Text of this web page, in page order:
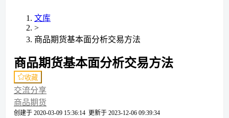
文库
>
商品期货基本面分析交易方法
商品期货基本面分析交易方法
收藏
交流分享
商品期货
创建于 2020-03-09 15:36:14 更新于 2023-12-06 09:39:34